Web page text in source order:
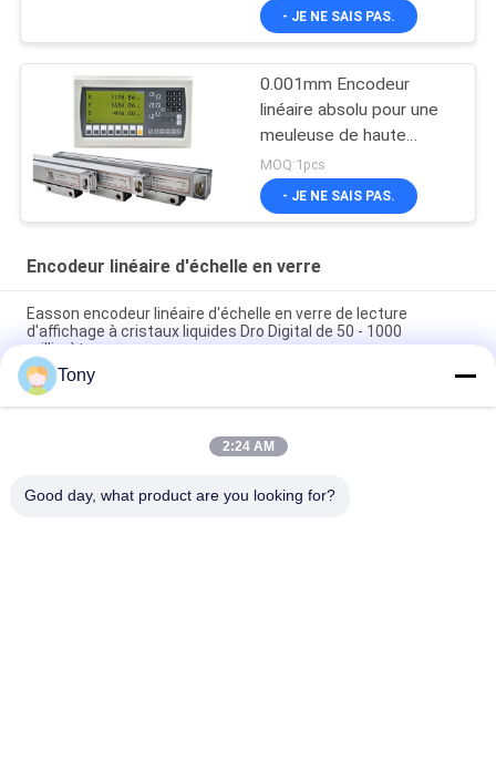
- JE NE SAIS PAS.
0.001mm Encodeur
linéaire absolu pour une
meuleuse de haute
précision
MOQ:1pcs
- JE NE SAIS PAS.
Encodeur linéaire d'échelle en verre
Easson encodeur linéaire d'échelle en verre de lecture
d'affichage à cristaux liquides Dro Digital de 50 - 1000
millimètres
encodeur linéaire d'échelle en verre de la lecture DRO de Dro
Digital de machine du tour 20micron
Encodeur linéaire en verre optique d'échelle de mesure de Dro
Tony
2:24 AM
Good day, what product are you looking for?